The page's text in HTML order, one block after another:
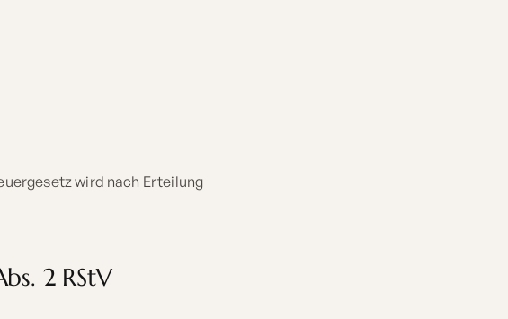
wird nach Erteilung
2 RStV